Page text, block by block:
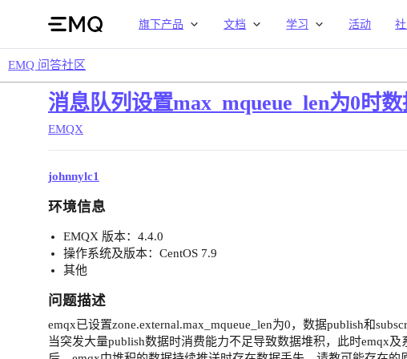
旗下产品 文档 学习 活动
EMQ 问答社区
消息队列设置max_mqueue_len为0时
EMQX
johnnylc1
环境信息
EMQX 版本：4.4.0
操作系统及版本：CentOS 7.9
其他
问题描述
emqx已设置zone.external.max_mqueue_len为0，数据publish和
当突发大量publish数据时消费能力不足导致数据堆积，此时emqx